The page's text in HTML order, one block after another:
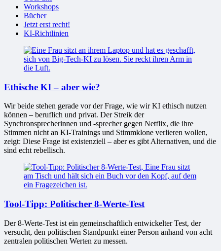
Workshops
Bücher
Jetzt erst recht!
KI-Richtlinien
Ethische KI – aber wie?
Wir beide stehen gerade vor der Frage, wie wir KI ethisch nutzen
können – beruflich und privat. Der Streik der
Synchronsprecherinnen und -sprecher gegen Netflix, die ihre
Stimmen nicht an KI-Trainings und Stimmklone verlieren wollen,
zeigt: Diese Frage ist existenziell – aber es gibt Alternativen, und die
sind echt rebellisch.
Tool-Tipp: Politischer 8-Werte-Test
Der 8-Werte-Test ist ein gemeinschaftlich entwickelter Test, der
versucht, den politischen Standpunkt einer Person anhand von acht
zentralen politischen Werten zu messen.